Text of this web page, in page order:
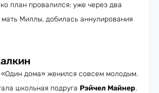
план провалился: уже через два
Миллы, добилась аннулирования
дома» женился совсем молодым.
школьная подруга Рэйчел Майнер.